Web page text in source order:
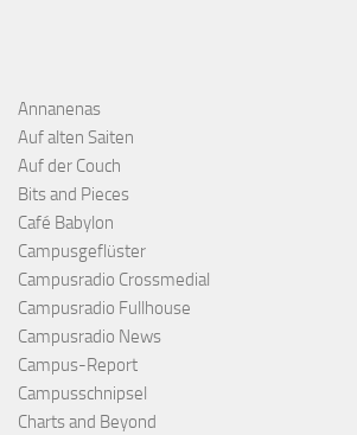
Annanenas
Auf alten Saiten
Auf der Couch
Bits and Pieces
Café Babylon
Campusgeflüster
Campusradio Crossmedial
Campusradio Fullhouse
Campusradio News
Campus-Report
Campusschnipsel
Charts and Beyond